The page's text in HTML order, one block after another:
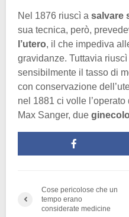
Nel 1876 riuscì a salvare
sua tecnica, però,
l’utero, il che impediva
gravidanze. Tuttavia
sensibilmente il tasso di
con conservazione
nel 1881 ci volle
Max Sanger, due
Cose pericolose che un
tempo erano
considerate medicine